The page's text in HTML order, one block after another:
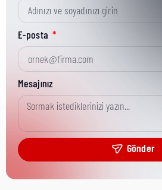
Kısa Parça No:
Ürün Grubu:
Ürün Kategorisi:
Nakliye Yüksekliği:
E-posta
Mesajınız
Gönder